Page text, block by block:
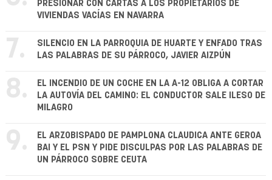
PRESIONAR CON CARTAS A LOS PROPIETARIOS DE
VIVIENDAS VACÍAS EN NAVARRA
7.
SILENCIO EN LA PARROQUIA DE HUARTE Y ENFADO TRAS
LAS PALABRAS DE SU PÁRROCO, JAVIER AIZPÚN
8.
EL INCENDIO DE UN COCHE EN LA A-12 OBLIGA A CORTAR
LA AUTOVÍA DEL CAMINO: EL CONDUCTOR SALE ILESO DE
MILAGRO
9.
EL ARZOBISPADO DE PAMPLONA CLAUDICA ANTE GEROA
BAI Y EL PSN Y PIDE DISCULPAS POR LAS PALABRAS DE
UN PÁRROCO SOBRE CEUTA